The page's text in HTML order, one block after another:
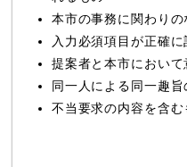
本市の事務に関わり
入力必須項目が正確
提案者と本市におい
同一人による同一趣
不当要求の内容を含